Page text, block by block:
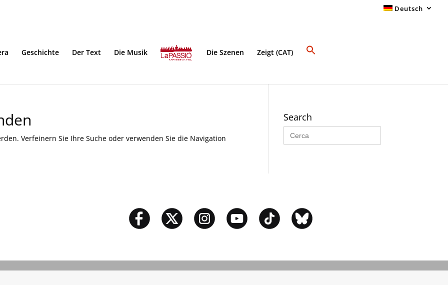
Deutsch
Geschichte Der Text Die Musik Die Szenen Zeigt (CAT)
Verfeinern Sie Ihre Suche oder verwenden Sie die Navigation
Search
Search
for: